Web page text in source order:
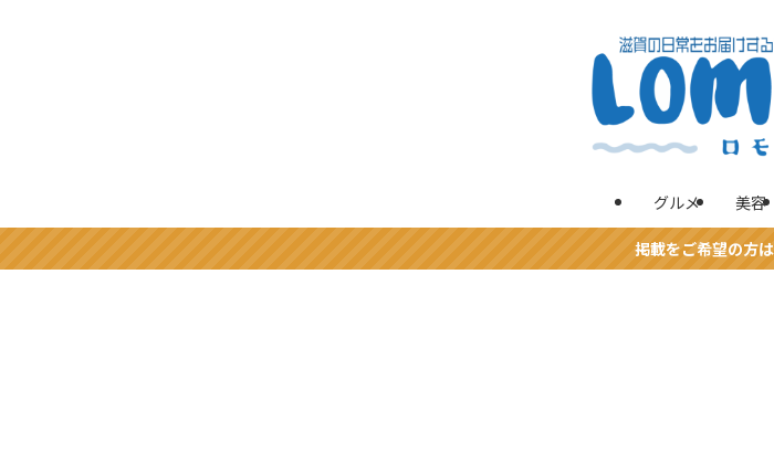
グルメ 美容
掲載をご希望の方